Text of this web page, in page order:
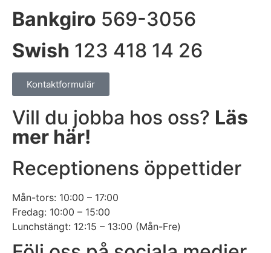
Bankgiro 569-3056
Swish 123 418 14 26
Kontaktformulär
Vill du jobba hos oss? Läs
mer här!
Receptionens öppettider
Mån-tors: 10:00 – 17:00
Fredag: 10:00 – 15:00
Lunchstängt: 12:15 – 13:00 (Mån-Fre)